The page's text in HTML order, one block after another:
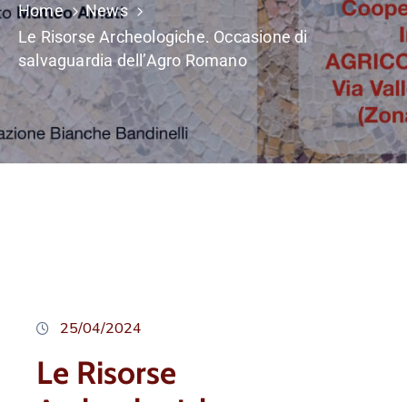
Home
News
Le Risorse Archeologiche. Occasione di
salvaguardia dell’Agro Romano
25/04/2024
Le Risorse